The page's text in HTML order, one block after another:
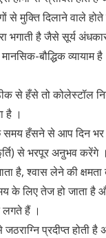
से मुक्ति दिलाने वाले
भगाती है जैसे सूर्य
बौद्धिक व्यायाम
से हँसे तो कोलेस्टॉल
है ।
हँसने से आप दिन भर
से भरपूर अऩुभव
है, श्वास लेने की
के लिए तेज हो जाता है
लगते हैं ।
प्रदीप्त होती